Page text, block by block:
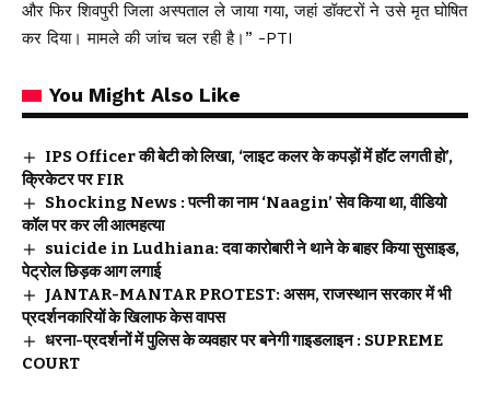
और फिर शिवपुरी जिला अस्पताल ले जाया गया, जहां डॉक्टरों ने उसे मृत घोषित
कर दिया। मामले की जांच चल रही है।” -PTI
You Might Also Like
IPS Officer की बेटी को लिखा, ‘लाइट कलर के कपड़ों में हॉट लगती हो’,
क्रिकेटर पर FIR
Shocking News : पत्नी का नाम ‘Naagin’ सेव किया था, वीडियो
कॉल पर कर ली आत्महत्या
suicide in Ludhiana: दवा कारोबारी ने थाने के बाहर किया सुसाइड,
पेट्रोल छिड़क आग लगाई
JANTAR-MANTAR PROTEST: असम, राजस्थान सरकार में भी
प्रदर्शनकारियों के खिलाफ केस वापस
धरना-प्रदर्शनों में पुलिस के व्यवहार पर बनेगी गाइडलाइन : SUPREME
COURT